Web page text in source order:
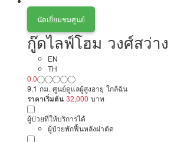
นัดเยี่ยมชมศูนย์
กู๊ดไลฟ์โฮม วงศ์สว่า
EN
TH
0.0
9.1 กม. ศูนย์ดูแลผู้สูงอายุ ใกล้ฉัน
ราคาเริ่มต้น 32,000 บาท
ผู้ป่วยที่ให้บริการได้
ผู้ป่วยพักฟื้นหลังผ่าตัด